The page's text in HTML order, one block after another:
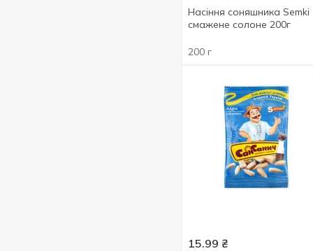
Насіння соняшника Semki
смажене солоне 200г
200 г
15.99 ₴